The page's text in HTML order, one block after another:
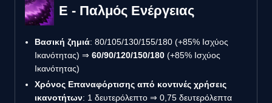
E - Παλμός Ενέργειας
Βασική ζημιά: 80/105/130/155/180 (+85% Ισχύος
Ικανότητας) ⇒ 60/90/120/150/180 (+85% Ισχύος
Ικανότητας)
Χρόνος Επαναφόρτισης από κοντινές χρήσεις
ικανοτήτων: 1 δευτερόλεπτο ⇒ 0,75 δευτερόλεπτα